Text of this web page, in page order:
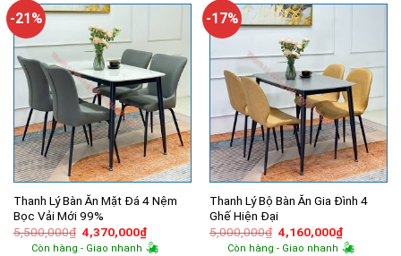
4,780,000₫.
-21%
Thanh Lý Bàn Ăn Mặt Đá 4 Nệm
Bọc Vải Mới 99%
5,500,000₫ Giá
gốc
4,370,000₫Giá
hiện
Còn hàng - Giao nhanh
-17%
Thanh Lý Bộ Bàn Ăn Gia Đình 4
Ghế Hiện Đại
5,000,000₫ Giá
gốc
4,160,000₫Giá
hiện
Còn hàng - Giao nhanh